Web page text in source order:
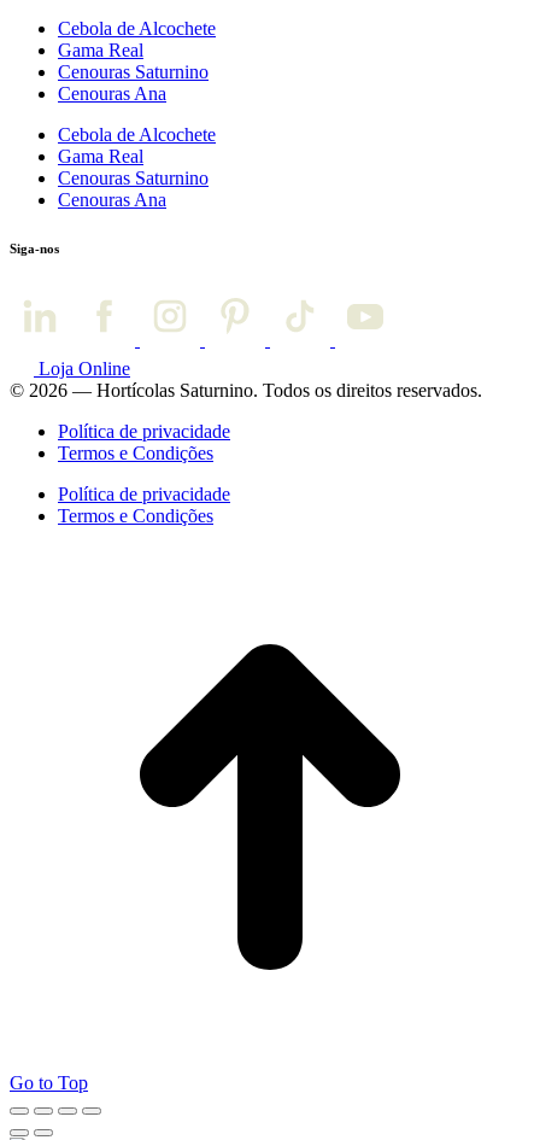
Cebola de Alcochete
Gama Real
Cenouras Saturnino
Cenouras Ana
Cebola de Alcochete
Gama Real
Cenouras Saturnino
Cenouras Ana
Siga-nos
Loja Online
© 2026 — Hortícolas Saturnino. Todos os direitos reservados.
Política de privacidade
Termos e Condições
Política de privacidade
Termos e Condições
Go to Top